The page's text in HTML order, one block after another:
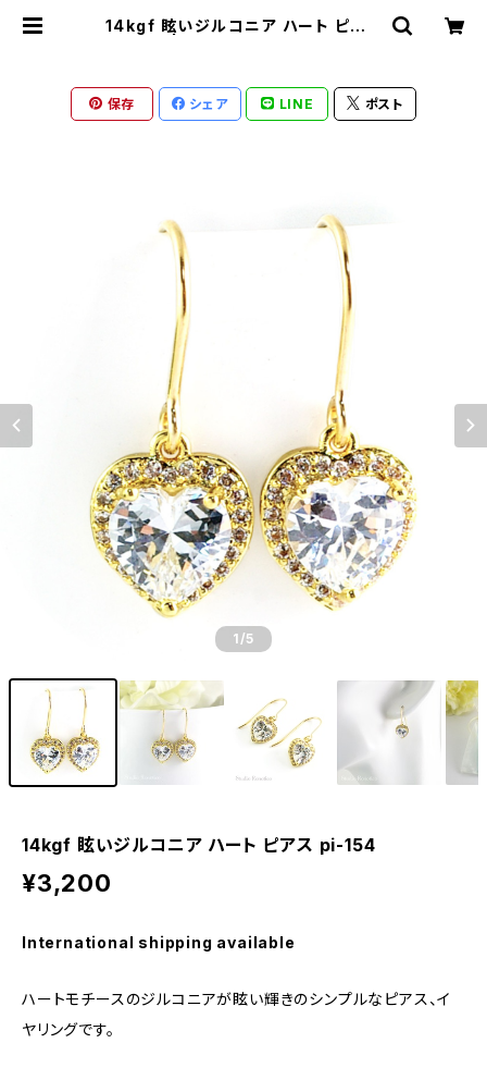
14kgf 眩いジルコニア ハート ピアス
保存 シェア LINE ポスト
1 /5
14kgf 眩いジルコニア ハート ピアス pi-154
¥3,200
International shipping available
ハートモチースのジルコニアが眩い輝きのシンプルなピアス、イ
ヤリングです。